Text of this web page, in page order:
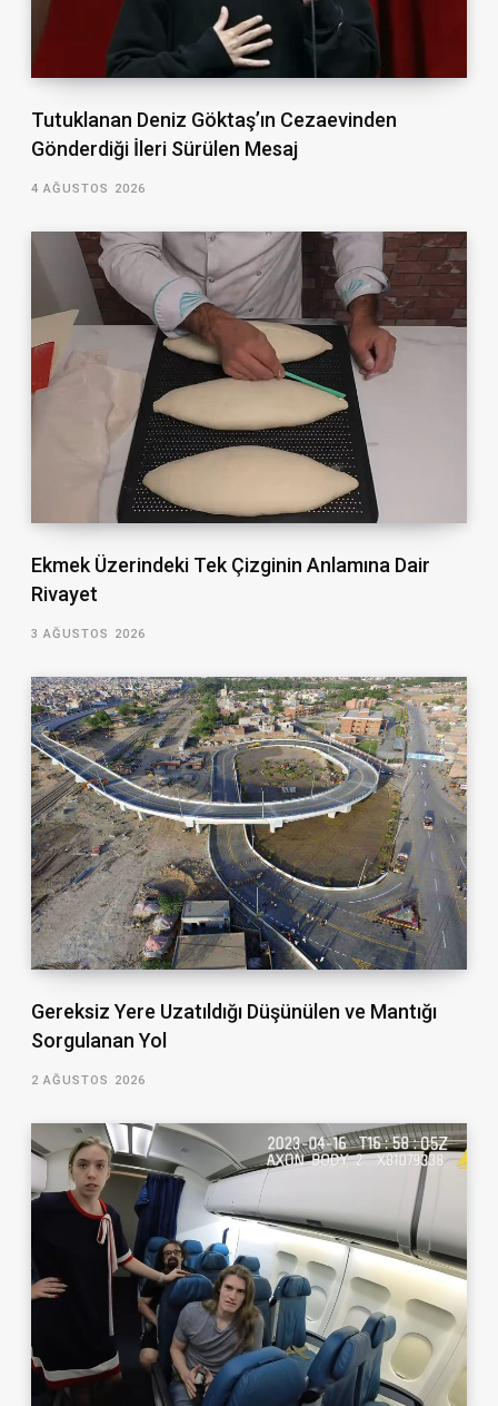
Tutuklanan Deniz Göktaş’ın Cezaevinden
Gönderdiği İleri Sürülen Mesaj
4 AĞUSTOS 2026
Ekmek Üzerindeki Tek Çizginin Anlamına Dair
Rivayet
3 AĞUSTOS 2026
Gereksiz Yere Uzatıldığı Düşünülen ve Mantığı
Sorgulanan Yol
2 AĞUSTOS 2026